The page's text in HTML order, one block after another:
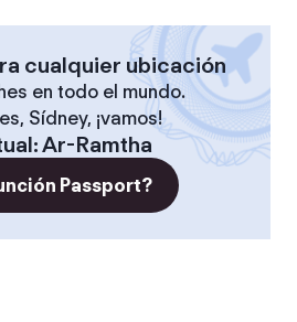
cualquier ubicación
en todo el mundo.
Sídney, ¡vamos!
:Ar-Ramtha
Passport?